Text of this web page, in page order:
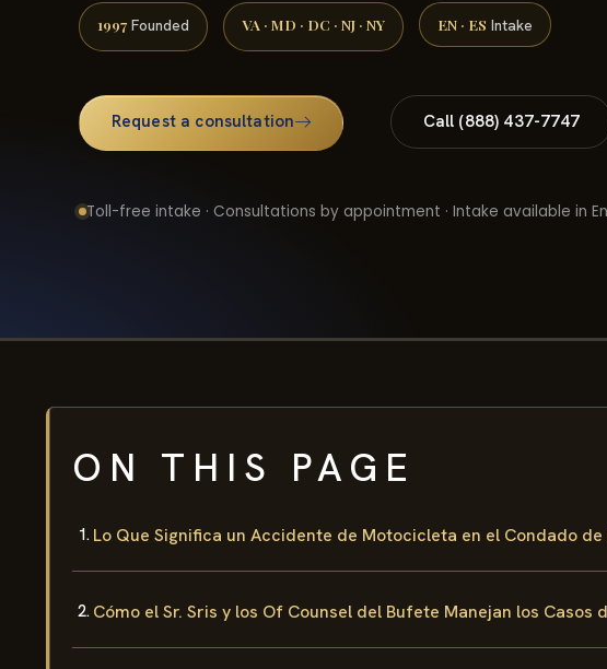
1997 Founded VA · MD · DC · NJ · NY EN · ES Intake
Request a consultation Call (888) 437-7747
Toll-free intake · Consultations by appointment · Intake available in
ON THIS PAGE
Lo Que Significa un Accidente de Motocicleta en el Condado de
Cómo el Sr. Sris y los Of Counsel del Bufete Manejan los